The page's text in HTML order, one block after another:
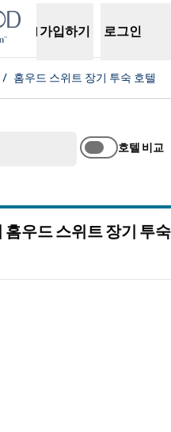
가입하기 로그인
/ 홈우드 스위트 장기 투숙 호텔
호텔 비교
우드 스위트 장기 투